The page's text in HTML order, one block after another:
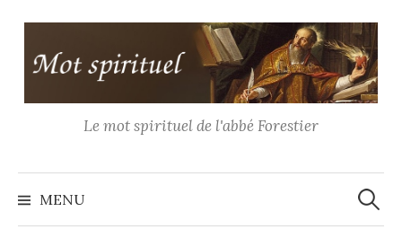
contenu
Le mot spirituel de l'abbé Forestier
MENU